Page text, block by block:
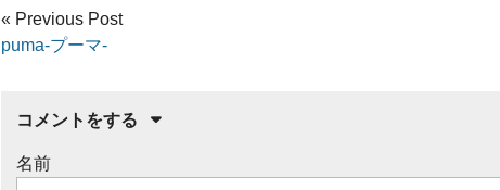
« Previous Post
puma-プーマ-
コメントをする
名前